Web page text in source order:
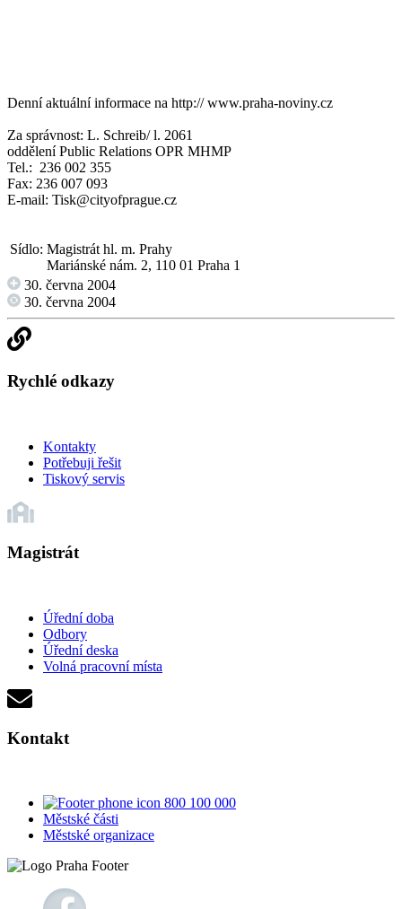
Denní aktuální informace na http:// www.praha-noviny.cz
Za správnost: L. Schreib/ l. 2061
oddělení Public Relations OPR MHMP
Tel.: 236 002 355
Fax: 236 007 093
E-mail: Tisk@cityofprague.cz
Sídlo: Magistrát hl. m. Prahy
Mariánské nám. 2, 110 01 Praha 1
30. června 2004
30. června 2004
Rychlé odkazy
Kontakty
Potřebuji řešit
Tiskový servis
Magistrát
Úřední doba
Odbory
Úřední deska
Volná pracovní místa
Kontakt
800 100 000
Městské části
Městské organizace